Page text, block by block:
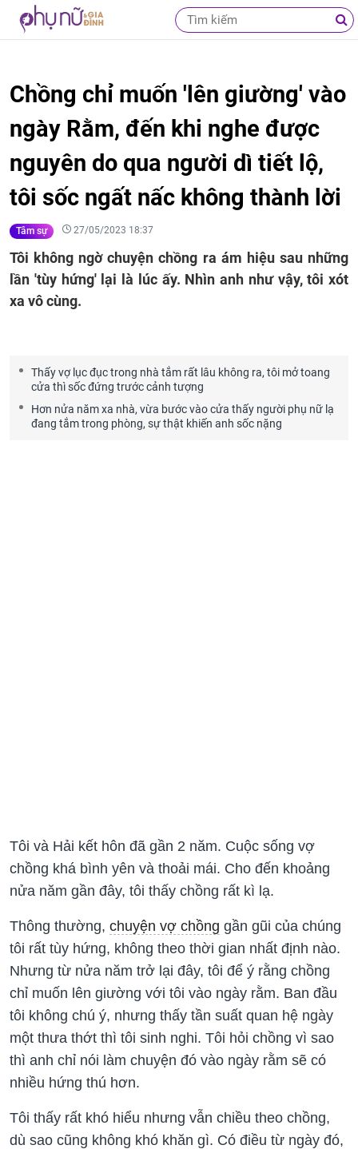
Chồng chỉ muốn 'lên giường' vào
ngày Rằm, đến khi nghe được
nguyên do qua người dì tiết lộ,
tôi sốc ngất nấc không thành lời
Tâm sự 27/05/2023 18:37
Tôi không ngờ chuyện chồng ra ám hiệu sau những
lần 'tùy hứng' lại là lúc ấy. Nhìn anh như vậy, tôi xót
xa vô cùng.
Thấy vợ lục đục trong nhà tắm rất lâu không ra, tôi mở toang
cửa thì sốc đứng trước cảnh tượng
Hơn nửa năm xa nhà, vừa bước vào cửa thấy người phụ nữ lạ
đang tắm trong phòng, sự thật khiến anh sốc nặng
Tôi và Hải kết hôn đã gần 2 năm. Cuộc sống vợ
chồng khá bình yên và thoải mái. Cho đến khoảng
nửa năm gần đây, tôi thấy chồng rất kì lạ.
Thông thường, chuyện vợ chồng gần gũi của chúng
tôi rất tùy hứng, không theo thời gian nhất định nào.
Nhưng từ nửa năm trở lại đây, tôi để ý rằng chồng
chỉ muốn lên giường với tôi vào ngày rằm. Ban đầu
tôi không chú ý, nhưng thấy tần suất quan hệ ngày
một thưa thớt thì tôi sinh nghi. Tôi hỏi chồng vì sao
thì anh chỉ nói làm chuyện đó vào ngày rằm sẽ có
nhiều hứng thú hơn.
Tôi thấy rất khó hiểu nhưng vẫn chiều theo chồng,
dù sao cũng không khó khăn gì. Có điều từ ngày đó,